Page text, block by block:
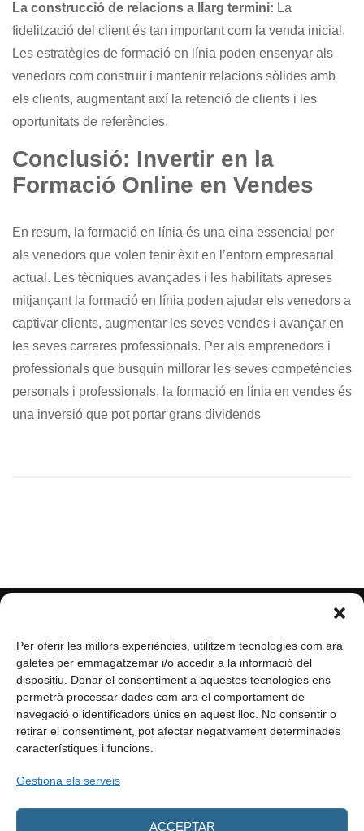
Per oferir les millors experiències, utilitzem tecnologies com ara
galetes per emmagatzemar i/o accedir a la informació del
dispositiu. Donar el consentiment a aquestes tecnologies ens
permetrà processar dades com ara el comportament de
navegació o identificadors únics en aquest lloc. No consentir o
retirar el consentiment, pot afectar negativament determinades
característiques i funcions.
Gestiona els serveis
ACCEPTAR
La construcció de relacions a llarg termini: La
fidelització del client és tan important com la venda inicial.
Les estratègies de formació en línia poden ensenyar als
venedors com construir i mantenir relacions sòlides amb
els clients, augmentant així la retenció de clients i les
oportunitats de referències.
Conclusió: Invertir en la
Formació Online en Vendes
En resum, la formació en línia és una eina essencial per
als venedors que volen tenir èxit en l’entorn empresarial
actual. Les tècniques avançades i les habilitats apreses
mitjançant la formació en línia poden ajudar els venedors a
captivar clients, augmentar les seves vendes i avançar en
les seves carreres professionals. Per als emprenedors i
professionals que busquin millorar les seves competències
personals i professionals, la formació en línia en vendes és
una inversió que pot portar grans dividends
info@enformacio.cat